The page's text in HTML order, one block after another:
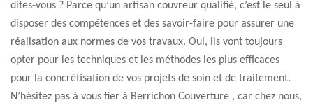
dites-vous ? Parce qu’un artisan couvreur qualifié, c’est le seul à
disposer des compétences et des savoir-faire pour assurer une
réalisation aux normes de vos travaux. Oui, ils vont toujours
opter pour les techniques et les méthodes les plus efficaces
pour la concrétisation de vos projets de soin et de traitement.
N’hésitez pas à vous fier à Berrichon Couverture , car chez nous,